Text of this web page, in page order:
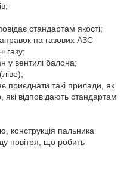
стандартам якості;
на газових АЗС
газу;
у вентилі балона;
приєднати такі прилади, як
які відповідають стандартам
конструкція пальника
повітря, що робить